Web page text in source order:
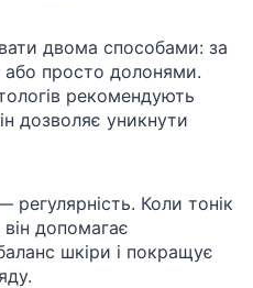
двома способами: за
просто долонями.
рекомендують
дозволяє уникнути
Коли тонік
допомагає
шкіри і покращує